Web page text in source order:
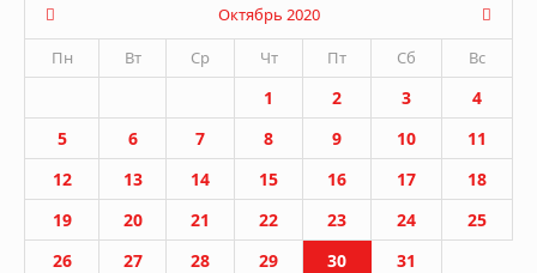
Октябрь 2020
Пн
Вт Ср Чт Пт Сб Вс
1 2 3
4
5
6 7 8 9 10
11
12
13 14 15 16 17
18
19
20 21 22 23 24
25
26
27 28 29 30 31